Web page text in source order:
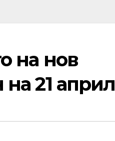
на нов
21 април